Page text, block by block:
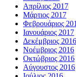
Απρίλιος 2017
Μάρτιος 2017
Φεβρουάριος
Ιανουάριος 2017
Δεκέμβριος 2016
Νοέμβριος 2016
Οκτώβριος 2016
Αύγουστος 2016